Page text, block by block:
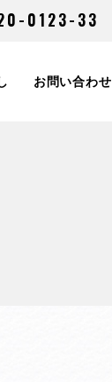
0123-33
お問い合わせ